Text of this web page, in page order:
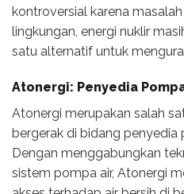
kontroversial karena
lingkungan, energi nuklir
satu alternatif untuk
Atonergi: Penyedia
Atonergi merupakan salah
bergerak di bidang penyedia
Dengan menggabungkan
sistem pompa air, Atonergi